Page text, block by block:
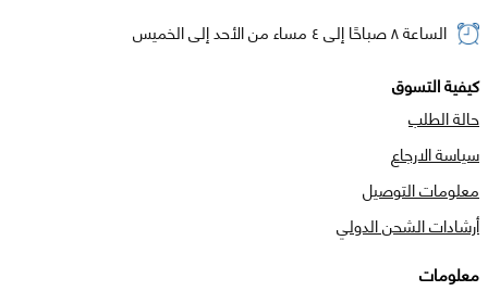
الساعة ٨ صباحًا إلى ٤ مساء من الأحد إلى الخميس
كيفية التسوق
حالة الطلب
سياسة الارجاع
معلومات التوصيل
أرشادات الشحن الدولي
معلومات